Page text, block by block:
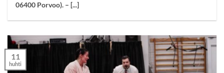
06400 Porvoo). – [...]
11
huhti